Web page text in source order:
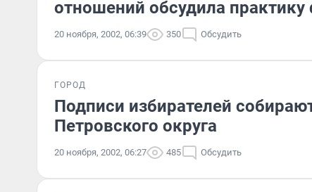
отношений обсудила
20 ноября, 2002, 06:39 350 Обсудить
ГОРОД
Подписи избирателей
Петровского округа
20 ноября, 2002, 06:27 485 Обсудить